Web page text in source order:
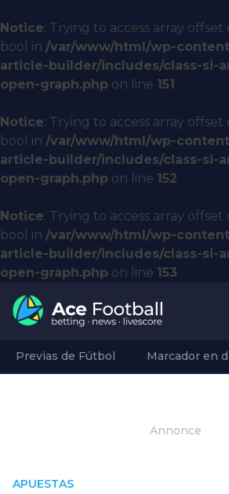
Notice: Trying to access array
bool in /var/www/html/wp-
article-builder/includes/class-si-
open-graph.php on line 151
Notice: Trying to access array
bool in /var/www/html/wp-
article-builder/includes/class-si-
open-graph.php on line 152
Notice: Trying to access array
bool in /var/www/html/wp-
article-builder/includes/class-si-
open-graph.php on line 153
Previas de Fútbol Marcador en
Annonce
APUESTAS